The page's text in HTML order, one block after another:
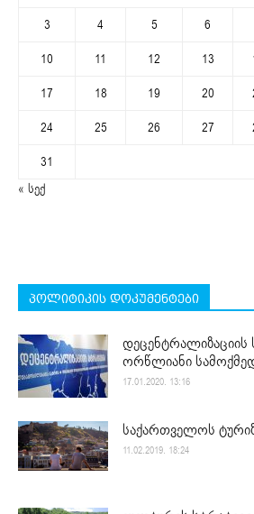
3
4 5 6
10
11 12 13
17
18 19 20
24
25 26 27
31
« სექ
პოლიტიკის დოკუმენტები
დეცენტრალიზაციის
ორწლიანი
17.01.2020. 13:16
საქართველოს
11.02.2019. 18:24